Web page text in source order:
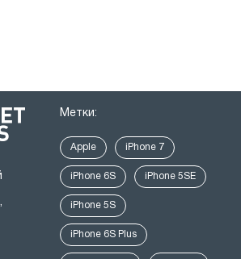
Метки:
Apple iPhone 7
iPhone 6S iPhone 5SE
iPhone 5S
iPhone 6S Plus